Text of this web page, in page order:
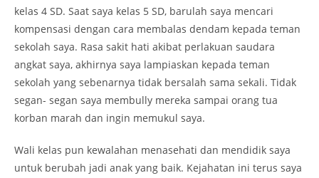
kelas 4 SD. Saat saya kelas 5 SD, barulah saya mencari
kompensasi dengan cara membalas dendam kepada teman
sekolah saya. Rasa sakit hati akibat perlakuan saudara
angkat saya, akhirnya saya lampiaskan kepada teman
sekolah yang sebenarnya tidak bersalah sama sekali. Tidak
segan- segan saya membully mereka sampai orang tua
korban marah dan ingin memukul saya.
Wali kelas pun kewalahan menasehati dan mendidik saya
untuk berubah jadi anak yang baik. Kejahatan ini terus saya